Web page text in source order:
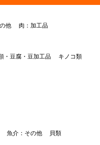
他 肉：加工品
・豆腐・豆加工品
キノコ類
魚介：その他 貝類